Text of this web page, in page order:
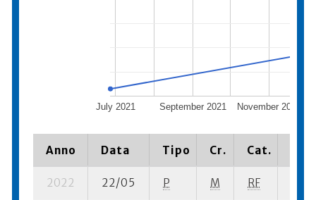
July 2021 September 2021 November 2021
Anno Data Tipo Cr. Cat.
2022 22/05 P M RF